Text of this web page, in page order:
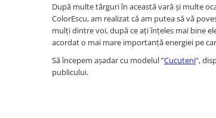
După multe târguri în această vară și multe
ColorEscu, am realizat că am putea să vă
mulți dintre voi, după ce ați înțeles mai bine
acordat o mai mare importanță energiei pe
Să începem așadar cu modelul ”Cucuteni”,
publicului.